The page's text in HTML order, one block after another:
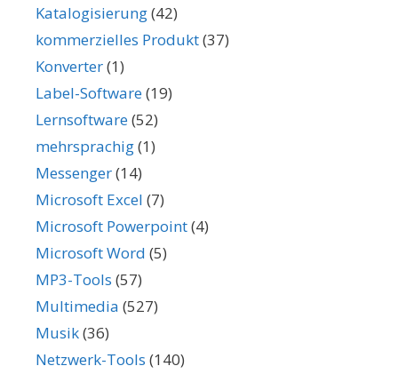
Katalogisierung(42)
kommerzielles Produkt(37)
Konverter(1)
Label-Software(19)
Lernsoftware(52)
mehrsprachig(1)
Messenger(14)
Microsoft Excel (7)
Microsoft Powerpoint(4)
Microsoft Word (5)
MP3-Tools (57)
Multimedia (527)
Musik(36)
Netzwerk-Tools (140)